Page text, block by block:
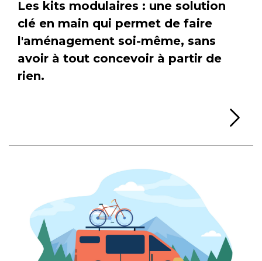
Les kits modulaires : une solution
clé en main qui permet de faire
l'aménagement soi-même, sans
avoir à tout concevoir à partir de
rien.